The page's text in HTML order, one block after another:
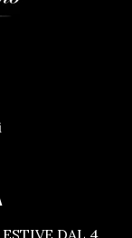
DAL 4